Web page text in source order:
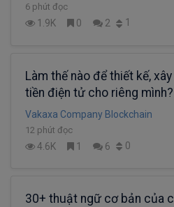
6 phút đọc
1.9K 0 2 1
Làm thế nào để thiết kế,
tiền điện tử cho riêng mình?
Vakaxa Company Blockchain
12 phút đọc
4.6K 1 6 0
30+ thuật ngữ cơ bản của